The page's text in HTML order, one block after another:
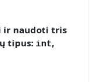
ir naudoti tris
tipus: int,